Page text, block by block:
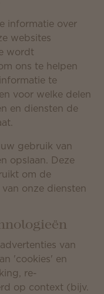
informatie over
websites
wordt
ons te helpen
te
voor welke delen
en diensten de
gebruik van
opslaan. Deze
om de
onze diensten
van
'cookies' en
re-
op context (bijv.